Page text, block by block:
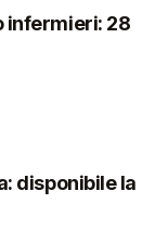
infermieri: 28
disponibile la